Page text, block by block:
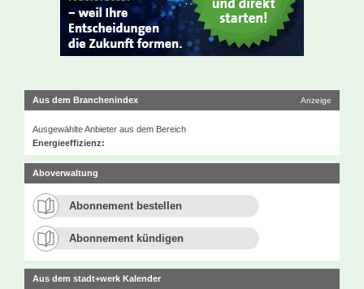
Aus dem Branchenindex Anzeige
Ausgewählte Anbieter aus dem Bereich
Energieeffizienz:
Aboverwaltung
Abonnement bestellen
Abonnement kündigen
Aus dem stadt+werk Kalender